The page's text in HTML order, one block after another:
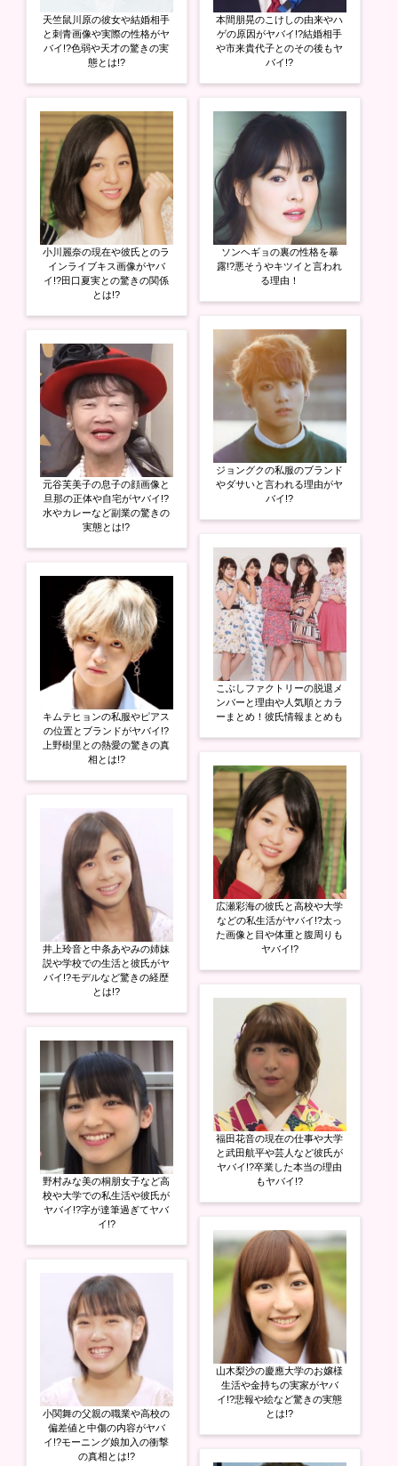
ウ
で
開
き
ま
い
(
新
し
い
ウ
ン
ウ
で
き
ま
す
)
ウ
で
開
き
ま
天竺鼠川原の彼女や結婚相手
と刺青画像や実際の性格がヤ
バイ!?色弱や天才の驚きの実
態とは!?
小川麗奈の現在や彼氏とのラ
インライブキス画像がヤバ
イ!?田口夏実との驚きの関係
とは!?
元谷芙美子の息子の顔画像と
旦那の正体や自宅がヤバイ!?
水やカレーなど副業の驚きの
実態とは!?
キムテヒョンの私服やピアス
の位置とブランドがヤバイ!?
上野樹里との熱愛の驚きの真
相とは!?
井上玲音と中条あやみの姉妹
説や学校での生活と彼氏がヤ
バイ!?モデルなど驚きの経歴
とは!?
野村みな美の桐朋女子など高
校や大学での私生活や彼氏が
ヤバイ!?字が達筆過ぎてヤバ
イ!?
小関舞の父親の職業や高校の
偏差値と中傷の内容がヤバ
イ!?モーニング娘加入の衝撃
の真相とは!?
本間朋晃のこけしの由来やハ
ゲの原因がヤバイ!?結婚相手
や市来貴代子とのその後もヤ
バイ!?
ソンヘギョの裏の性格を暴
露!?悪そうやキツイと言われ
る理由！
ジョングクの私服のブランド
やダサいと言われる理由がヤ
バイ!?
こぶしファクトリーの脱退メ
ンバーと理由や人気順とカラ
ーまとめ！彼氏情報まとめも
広瀬彩海の彼氏と高校や大学
などの私生活がヤバイ!?太っ
た画像と目や体重と腹周りも
ヤバイ!?
福田花音の現在の仕事や大学
と武田航平や芸人など彼氏が
ヤバイ!?卒業した本当の理由
もヤバイ!?
山木梨沙の慶應大学のお嬢様
生活や金持ちの実家がヤバ
イ!?悲報や絵など驚きの実態
とは!?